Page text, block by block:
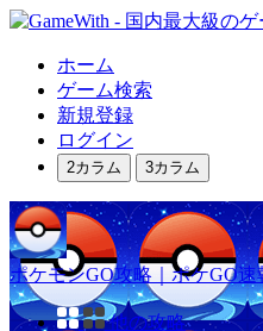
ホーム
ゲーム検索
新規登録
ログイン
2カラム 3カラム
ポケモンGO攻略｜ポケGO速
他の攻略